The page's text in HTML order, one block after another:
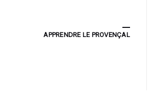
APPRENDRE LE PROVENÇAL